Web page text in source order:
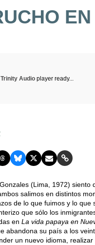
Trinity Audioplayer ready...
(Lima, 1972) siento
salimos en distintos
de lo que fuimos y lo que
que sólo los
en La vida papaya en
abandona su país a los
un nuevo idioma,